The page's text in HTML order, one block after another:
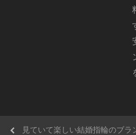
見ていて楽しい結婚指輪のブラ